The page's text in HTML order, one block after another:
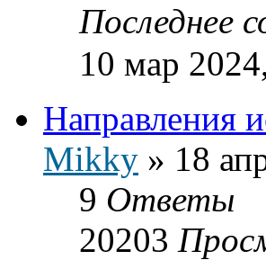
Последнее
10 мар
Направления
Mikky » 18
9 Ответы
20203